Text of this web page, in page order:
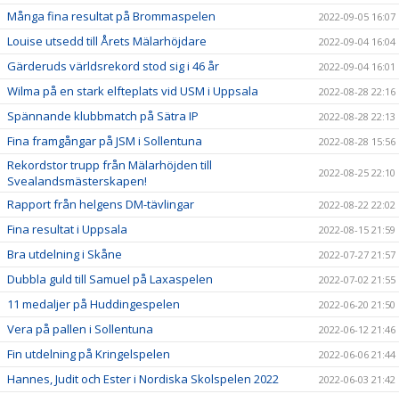
Många fina resultat på Brommaspelen 2022-09-05 16:07
Louise utsedd till Årets Mälarhöjdare 2022-09-04 16:04
Gärderuds världsrekord stod sig i 46 år 2022-09-04 16:01
Wilma på en stark elfteplats vid USM i Uppsala 2022-08-28 22:16
Spännande klubbmatch på Sätra IP 2022-08-28 22:13
Fina framgångar på JSM i Sollentuna 2022-08-28 15:56
Rekordstor trupp från Mälarhöjden till
Svealandsmästerskapen!
2022-08-25 22:10
Rapport från helgens DM-tävlingar 2022-08-22 22:02
Fina resultat i Uppsala 2022-08-15 21:59
Bra utdelning i Skåne 2022-07-27 21:57
Dubbla guld till Samuel på Laxaspelen 2022-07-02 21:55
11 medaljer på Huddingespelen 2022-06-20 21:50
Vera på pallen i Sollentuna 2022-06-12 21:46
Fin utdelning på Kringelspelen 2022-06-06 21:44
Hannes, Judit och Ester i Nordiska Skolspelen 2022 2022-06-03 21:42